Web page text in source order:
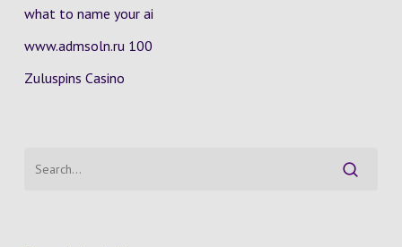
what to name your ai
www.admsoln.ru 100
Zuluspins Casino